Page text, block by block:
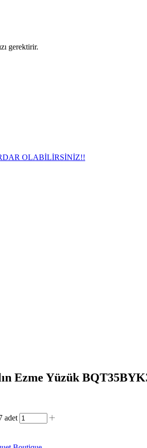
gerektirir.
OLABİLİRSİNİZ!!
Ezme Yüzük
adet